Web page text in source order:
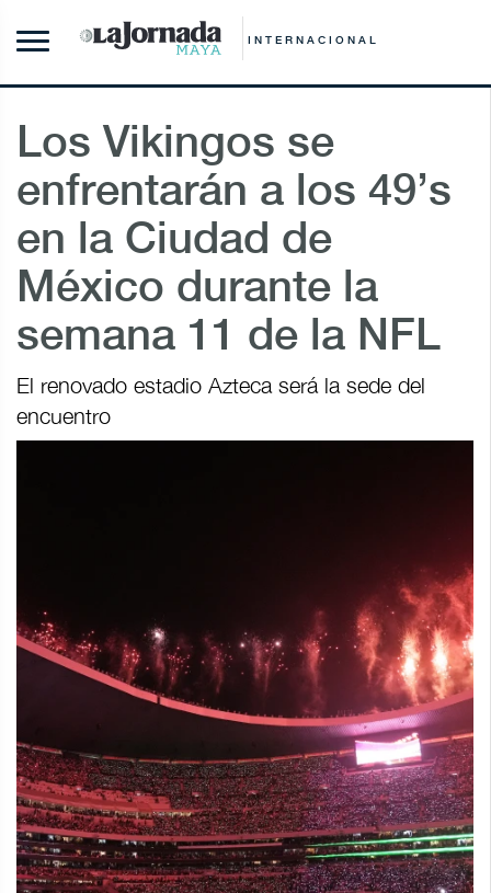
INTERNACIONAL
Los Vikingos se
enfrentarán a los 49’s
en la Ciudad de
México durante la
semana 11 de la NFL
El renovado estadio Azteca será la sede del
encuentro